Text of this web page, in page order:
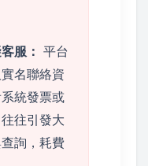
服： 平台
名聯絡資
統發票或
往引發大
詢，耗費